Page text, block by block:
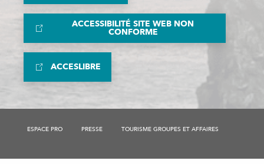
ACCESSIBILITÉ SITE WEB NON
CONFORME
ACCESLIBRE
ESPACE PRO PRESSE TOURISME GROUPES ET AFFAIRES